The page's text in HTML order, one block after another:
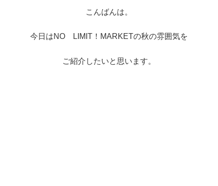
こんばんは。
今日はNO LIMIT！MARKETの秋の雰囲気を
ご紹介したいと思います。